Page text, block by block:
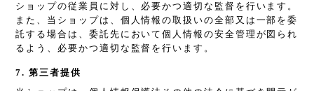
ショップの従業員に対し、必要かつ適切な監督を行います。
また、当ショップは、個人情報の取扱いの全部又は一部を委
託する場合は、委託先において個人情報の安全管理が図られ
るよう、必要かつ適切な監督を行います。
7. 第三者提供